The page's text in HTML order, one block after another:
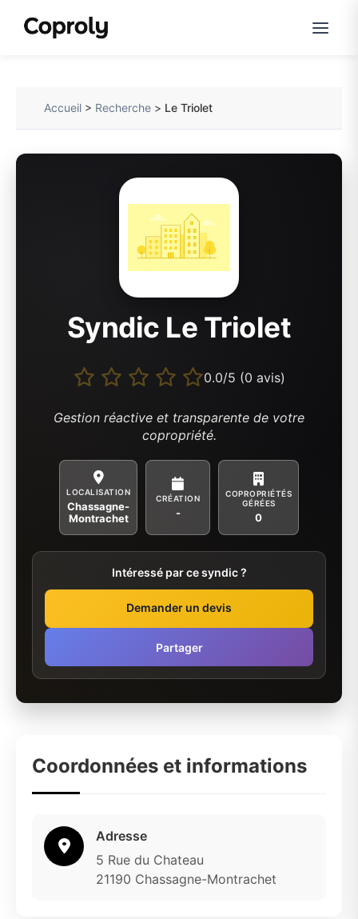
Accueil > Recherche > Le Triolet
Syndic Le Triolet
0.0/5 (0 avis)
Gestion réactive et transparente de votre
copropriété.
LOCALISATION
Chassagne-
Montrachet
CRÉATION
-
COPROPRIÉTÉS
GÉRÉES
0
Intéressé par ce syndic ?
Demander un devis
Partager
Coordonnées et informations
Adresse
5 Rue du Chateau
21190 Chassagne-Montrachet